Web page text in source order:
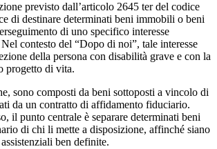
previsto dall’articolo 2645 ter del codice
di destinare determinati beni immobili o beni
di uno specifico interesse
contesto del “Dopo di noi”, tale interesse
della persona con disabilità grave e con la
progetto di vita.
sono composti da beni sottoposti a vincolo di
da un contratto di affidamento fiduciario.
il punto centrale è separare determinati beni
di chi li mette a disposizione, affinché siano
ben definite.